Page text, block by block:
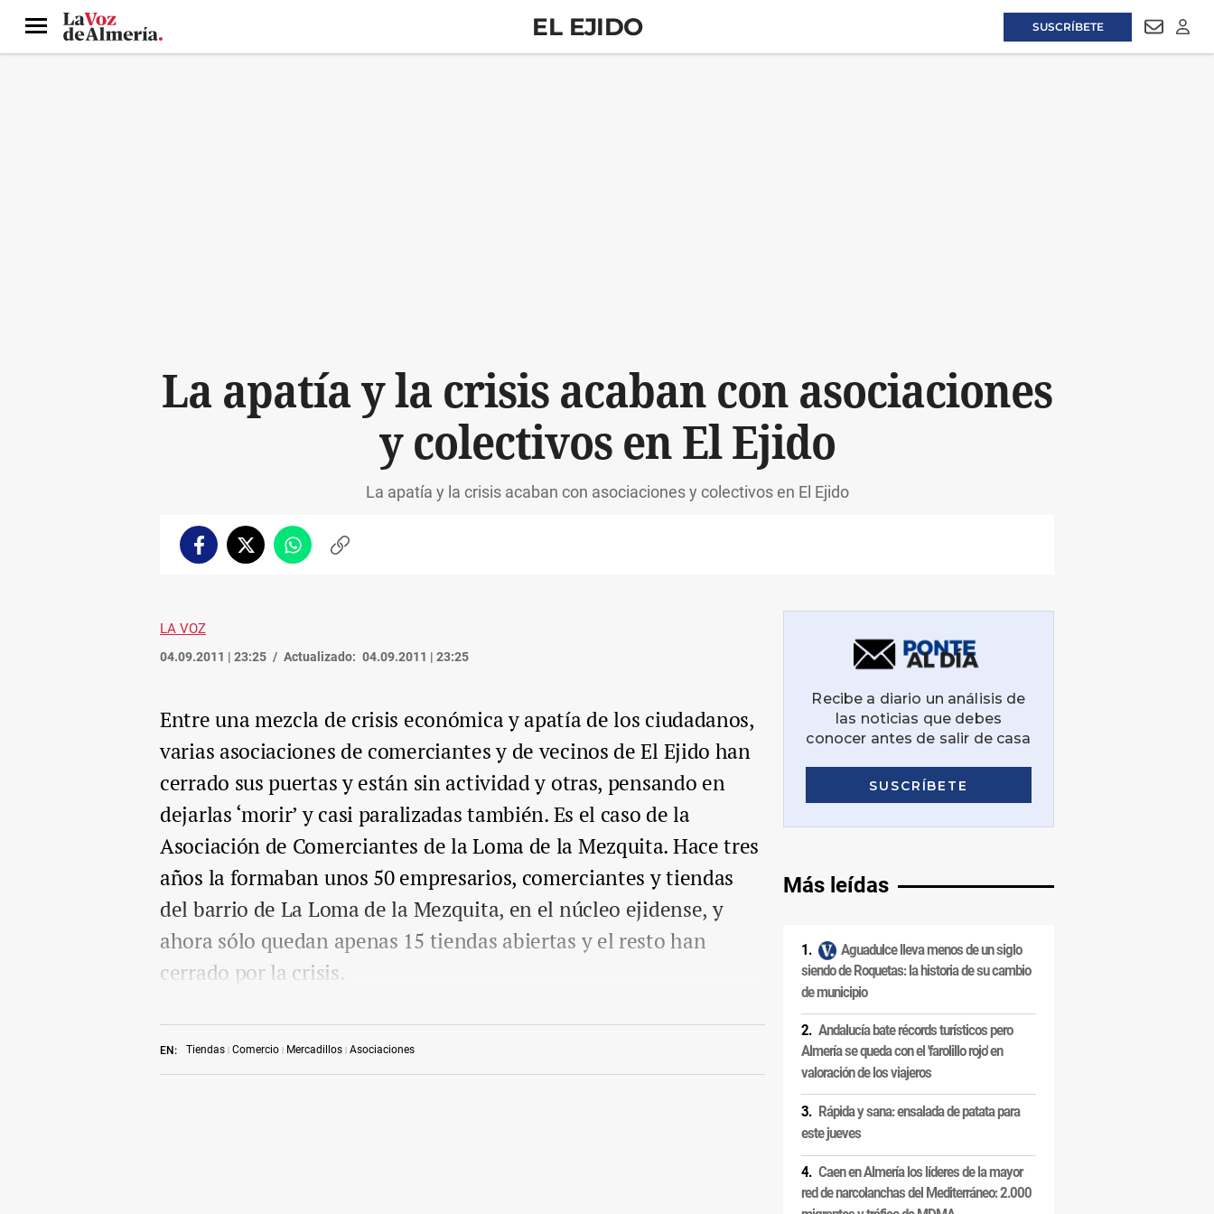
SUSCRÍBETE
Menú EL EJIDO
La apatía y la crisis acaban con asociaciones
y colectivos en El Ejido
La apatía y la crisis acaban con asociaciones y colectivos en El Ejido
FacebookTwitterWhatsappCopiar
LA VOZ
04.09.2011 | 23:25 Actualizado: 04.09.2011 | 23:25
EN: Tiendas Comercio Mercadillos Asociaciones
Entre una mezcla de crisis económica y apatía de los ciudadanos,
varias asociaciones de comerciantes y de vecinos de El Ejido han
cerrado sus puertas y están sin actividad y otras, pensando en
dejarlas ‘morir’ y casi paralizadas también. Es el caso de la
Asociación de Comerciantes de la Loma de la Mezquita. Hace tres
años la formaban unos 50 empresarios, comerciantes y tiendas
del barrio de La Loma de la Mezquita, en el núcleo ejidense, y
ahora sólo quedan apenas 15 tiendas abiertas y el resto han
cerrado por la crisis.
Más leídas
Aguadulce lleva menos de un siglo
siendo de Roquetas: la historia de su cambio
de municipio
Andalucía bate récords turísticos pero
Almería se queda con el 'farolillo rojo' en
valoración de los viajeros
Rápida y sana: ensalada de patata para
este jueves
Caen en Almería los líderes de la mayor
red de narcolanchas del Mediterráneo: 2.000